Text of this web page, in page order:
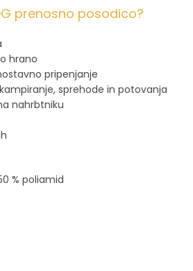
prenosno posodico?
hrano
pripenjanje
sprehode in potovanja
nahrbtniku
% poliamid